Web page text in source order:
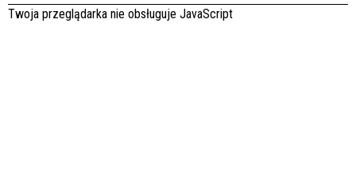
Twoja przeglądarka nie obsługuje JavaScript